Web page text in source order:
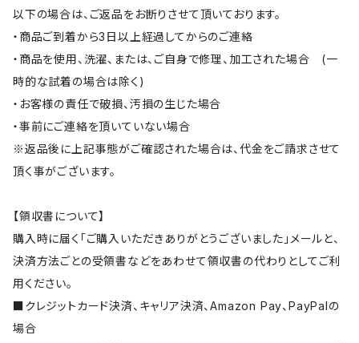
以下の場合は、ご返品をお断りさせて頂いております。
・商品ご到着から3日以上経過してからのご連絡
・商品を使用、洗濯、または、ご自身で修理、加工された場合 (一
時的な試着の場合は除く)
・お客様の責任で破損、汚損の生じた場合
・事前にご連絡を頂いていない場合
※返品後に上記事態がご確認された場合は、代金をご請求させて
頂く事がございます。
【領収書について】
購入時に届く「ご購入いただきありがとうございました」メールと、
決済方法ごとの受領書などをあわせて領収書の代わりとしてご利
用ください。
■クレジットカード決済、キャリア決済、Amazon Pay、PayPalの
場合